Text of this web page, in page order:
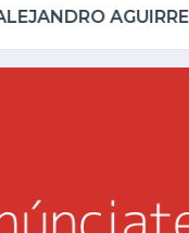
ATOTONILQUILLO